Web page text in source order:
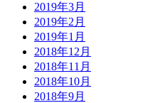
2019年3月
2019年2月
2019年1月
2018年12月
2018年11月
2018年10月
2018年9月